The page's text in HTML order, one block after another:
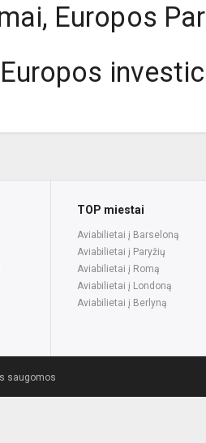
Europos
TOP miestai
Aviabilietai į Barseloną
Aviabilietai į Paryžių
Aviabilietai į Romą
Aviabilietai į Londoną
Aviabilietai į Berlyną
saugomos